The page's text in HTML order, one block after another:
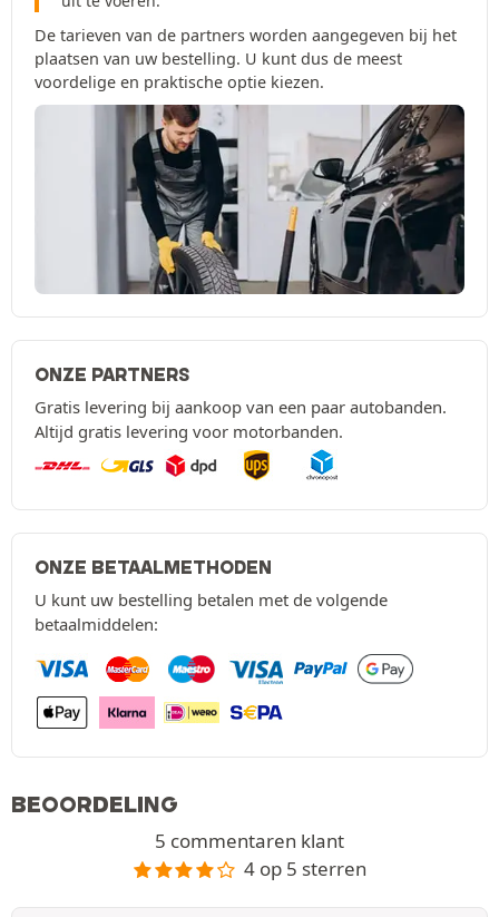
De tarieven van de partners worden aangegeven bij het
plaatsen van uw bestelling. U kunt dus de meest
voordelige en praktische optie kiezen.
ONZE PARTNERS
Gratis levering bij aankoop van een paar autobanden.
Altijd gratis levering voor motorbanden.
ONZE BETAALMETHODEN
U kunt uw bestelling betalen met de volgende
betaalmiddelen:
BEOORDELING
5 commentaren klant
4 op 5 sterren